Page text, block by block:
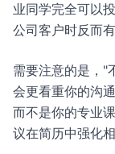
业同学完全可以
公司客户时反而有
需要注意的是，"
会更看重你的沟
而不是你的专业
议在简历中强化